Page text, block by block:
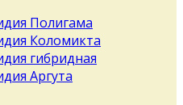
Полигама
Коломикта
гибридная
Аргута